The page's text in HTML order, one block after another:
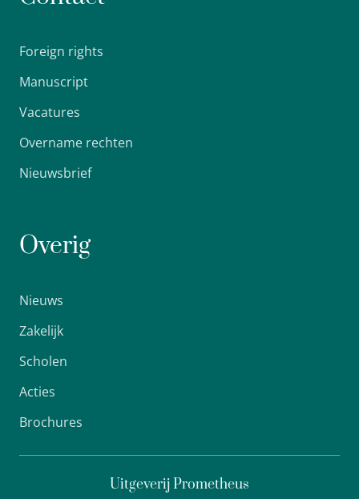
Foreign rights
Manuscript
Vacatures
Overname rechten
Nieuwsbrief
Overig
Nieuws
Zakelijk
Scholen
Acties
Brochures
Uitgeverij Prometheus